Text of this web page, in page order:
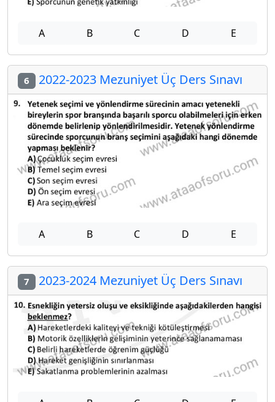
A B C D E
6 2022-2023 Mezuniyet Üç Ders Sınavı
A B C D E
7 2023-2024 Mezuniyet Üç Ders Sınavı